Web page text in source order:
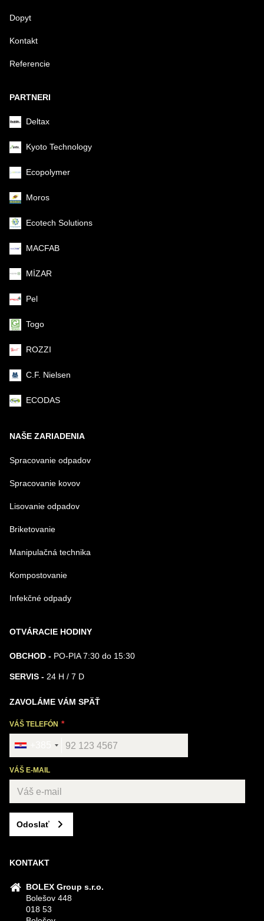
Dopyt
Kontakt
Referencie
PARTNERI
Deltax
Kyoto Technology
Ecopolymer
Moros
Ecotech Solutions
MACFAB
MİZAR
Pel
Togo
ROZZI
C.F. Nielsen
ECODAS
NAŠE ZARIADENIA
Spracovanie odpadov
Spracovanie kovov
Lisovanie odpadov
Briketovanie
Manipulačná technika
Kompostovanie
Infekčné odpady
OTVÁRACIE HODINY
OBCHOD - PO-PIA 7:30 do 15:30
SERVIS - 24 H / 7 D
ZAVOLÁME VÁM SPÄŤ
VÁŠ TELEFÓN
VÁŠ E-MAIL
Odoslať
KONTAKT
BOLEX Group s.r.o.
Bolešov 448
018 53